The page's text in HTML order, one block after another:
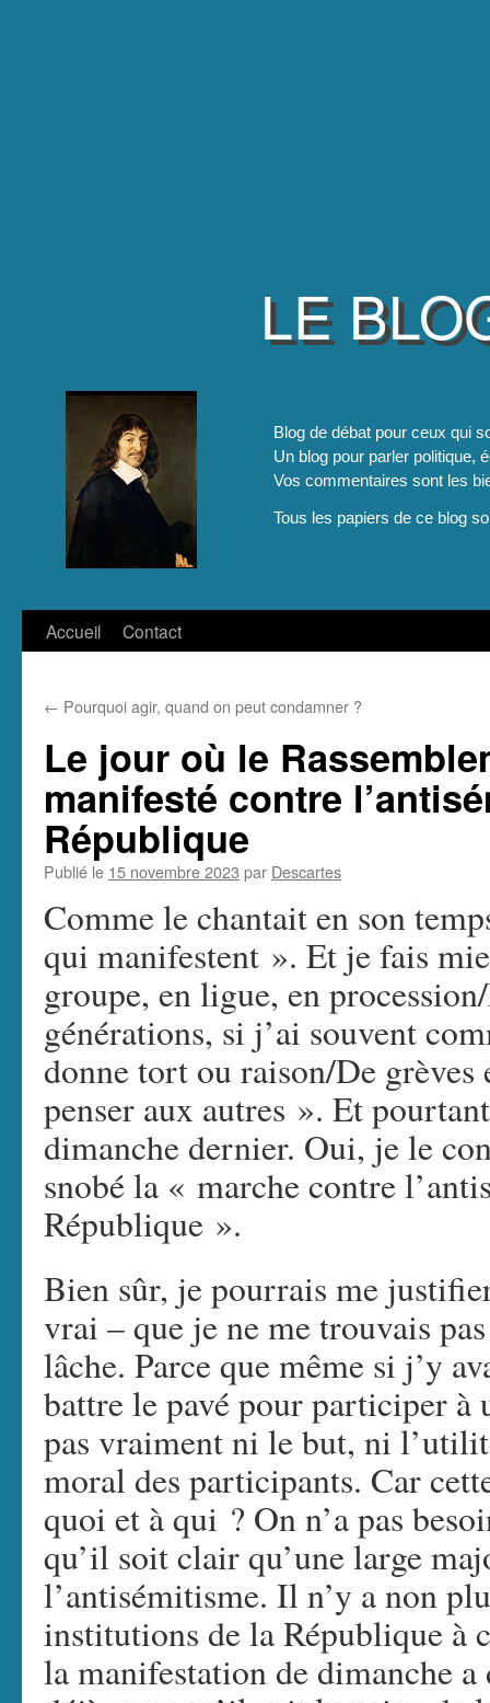
LE
Blog de débat pour ceux qui
Un blog pour parler politique,
Vos commentaires sont les
Tous les papiers de ce blog
Aller
contenu
Accueil Contact
← Pourquoi agir, quand on peut condamner ?
Le jour où le
manifesté contre
République
Publié le 15 novembre 2023 par Descartes
Comme le chantait en son
qui manifestent ». Et je fais
groupe, en ligue, en
générations, si j’ai souvent
donne tort ou raison/De
penser aux autres ». Et
dimanche dernier. Oui, je le
snobé la « marche contre
République ».
Bien sûr, je pourrais me
vrai – que je ne me trouvais
lâche. Parce que même si j’y
battre le pavé pour participer à
pas vraiment ni le but, ni
moral des participants. Car
quoi et à qui ? On n’a pas
qu’il soit clair qu’une large
l’antisémitisme. Il n’y a non
institutions de la République à
la manifestation de dimanche a